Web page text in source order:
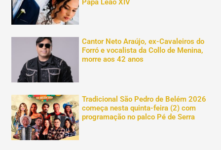
Papa Leão XIV
Cantor Neto Araújo, ex-Cavaleiros do
Forró e vocalista da Collo de Menina,
morre aos 42 anos
Tradicional São Pedro de Belém 2026
começa nesta quinta-feira (2) com
programação no palco Pé de Serra